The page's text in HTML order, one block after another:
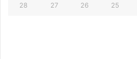
25
26
27
28